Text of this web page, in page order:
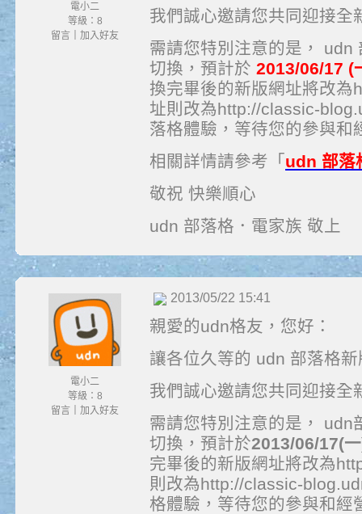
電小二
等級：8
留言
加入好友
我們誠心邀請您共同迎接全
需請您特別注意的是， udn
切換，預計於 2013/06/17 (
換完畢後的新版網址將改
址則改為http://classic-
落格體驗，等待您的參與和
相關詳情請參考「 udn 部落
敬祝 快樂順心
udn 部落格．電家族 敬上
電小二
等級：8
留言
加入好友
2013/05/22 15:41
親愛的udn格友，您好：
讓各位久等的 udn 部落格
我們誠心邀請您共同迎接全
需請您特別注意的是， udn
切換，預計於2013/06/17(
完畢後的新版網址將改為
則改為http://classic-
格體驗，等待您的參與和經